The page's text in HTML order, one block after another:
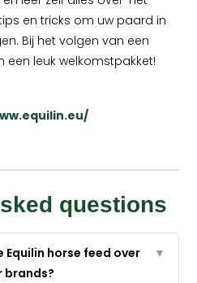
en tricks om uw paard in
Bij het volgen van een
een leuk welkomstpakket!
questions
Equilin horse feed over
brands?
▼